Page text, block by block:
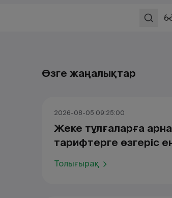
Өзге жаңалықтар
2026-08-05 09:25:00
Жеке тұлғаларға
тарифтерге өзгеріс
Толығырақ